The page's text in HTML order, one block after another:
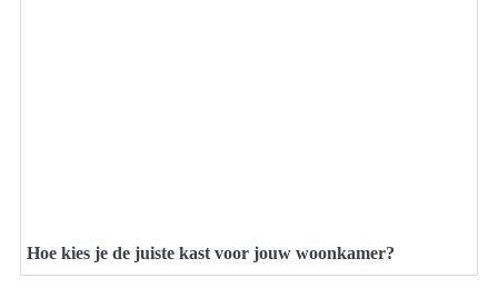
Hoe kies je de juiste kast voor jouw woonkamer?